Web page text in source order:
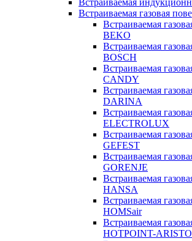
Встраиваемая
Встраиваемая газовая
Встраиваемая
BEKO
Встраиваемая
BOSCH
Встраиваемая
CANDY
Встраиваемая
DARINA
Встраиваемая
ELECTROLUX
Встраиваемая
GEFEST
Встраиваемая
GORENJE
Встраиваемая
HANSA
Встраиваемая
HOMSair
Встраиваемая
HOTPOINT-